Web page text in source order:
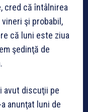
cred că întâlnirea
şi probabil,
că luni este ziua
şedinţă de
avut discuţii pe
anunţat luni de